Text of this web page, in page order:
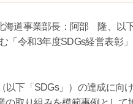
道事業部長：阿部 隆、以
令和3年度SDGs経営表彰
下「SDGs」）の達成に向